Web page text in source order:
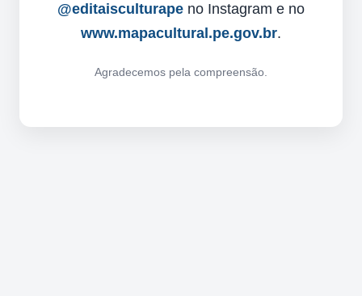
@editaisculturape no Instagram e no
www.mapacultural.pe.gov.br.
Agradecemos pela compreensão.